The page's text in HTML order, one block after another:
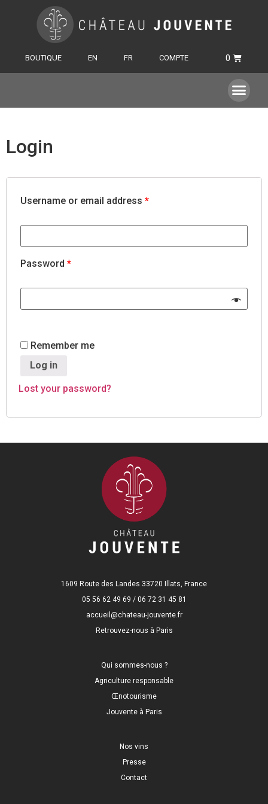
BOUTIQUE EN FR COMPTE
Login
Username or email address *
Password *
Remember me
Log in
Lost your password?
1609 Route des Landes 33720 Illats, France
05 56 62 49 69 / 06 72 31 45 81
accueil@chateau-jouvente.fr
Retrouvez-nous à Paris
Qui sommes-nous ?
Agriculture responsable
Œnotourisme
Jouvente à Paris
Nos vins
Presse
Contact